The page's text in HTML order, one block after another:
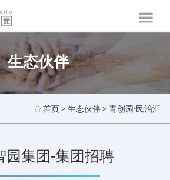
生态伙伴
首页>生态伙伴>青创园·民治汇
园集团-集团招聘